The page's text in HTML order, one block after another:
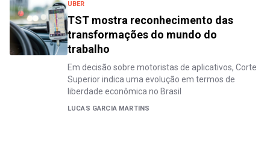
UBER
TST mostra reconhecimento das
transformações do mundo do
trabalho
Em decisão sobre motoristas de aplicativos, Corte
Superior indica uma evolução em termos de
liberdade econômica no Brasil
LUCAS GARCIA MARTINS